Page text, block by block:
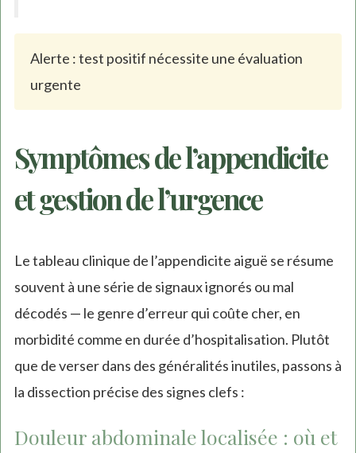
Alerte : test positif nécessite une évaluation
urgente
Symptômes de l’appendicite
et gestion de l’urgence
Le tableau clinique de l’appendicite aiguë se résume
souvent à une série de signaux ignorés ou mal
décodés — le genre d’erreur qui coûte cher, en
morbidité comme en durée d’hospitalisation. Plutôt
que de verser dans des généralités inutiles, passons à
la dissection précise des signes clefs :
Douleur abdominale localisée : où et